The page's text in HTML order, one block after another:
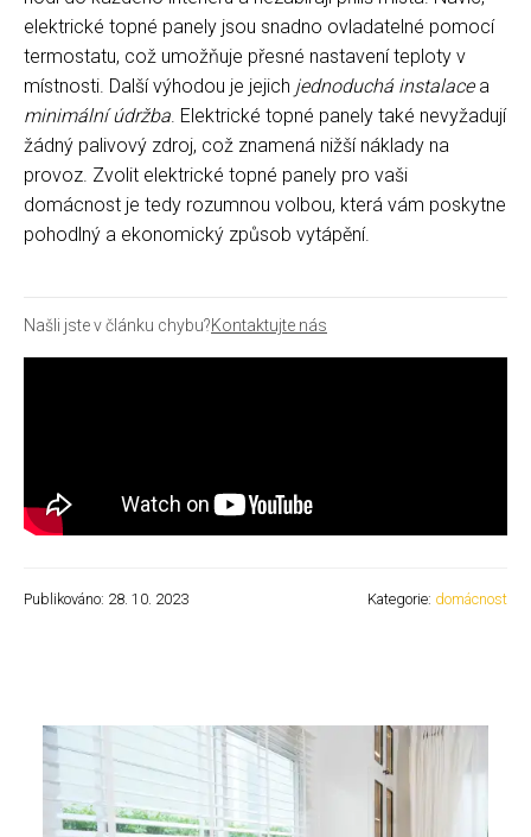
elektrické topné panely jsou snadno ovladatelné pomocí
termostatu, což umožňuje přesné nastavení teploty v
místnosti. Další výhodou je jejich jednoduchá instalacea
minimální údržba. Elektrické topné panely také nevyžadují
žádný palivový zdroj, což znamená nižší náklady na
provoz. Zvolit elektrické topné panely pro vaši
domácnost je tedy rozumnou volbou, která vám poskytne
pohodlný a ekonomický způsob vytápění.
Našli jste v článku chybu?Kontaktujte nás
Publikováno: 28. 10. 2023 Kategorie: domácnost